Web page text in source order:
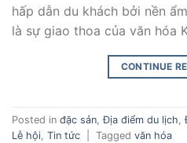
hấp dẫn du khách bởi nền
là sự giao thoa của văn hóa
CONTINUE
Posted in đặc sản,Địa điểm du lịch,
Lễ hội, Tin tức Tagged văn hóa